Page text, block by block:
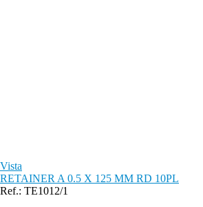
Vista
RETAINER A 0.5 X 125 MM RD 10PL
Ref.: TE1012/1